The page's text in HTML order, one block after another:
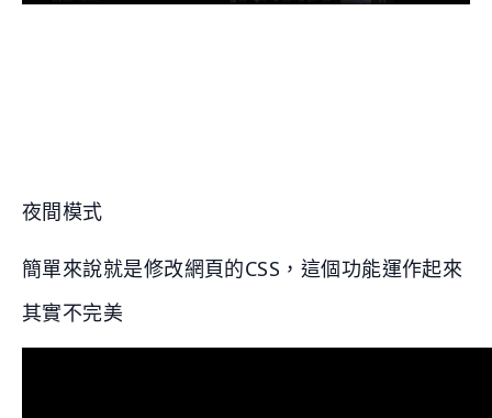
夜間模式
簡單來說就是修改網頁的CSS，這個功能運作起來
其實不完美